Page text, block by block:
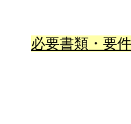
必要書類・要